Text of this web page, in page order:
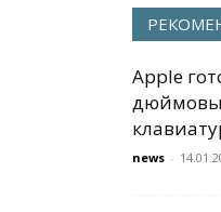
Apple
news -